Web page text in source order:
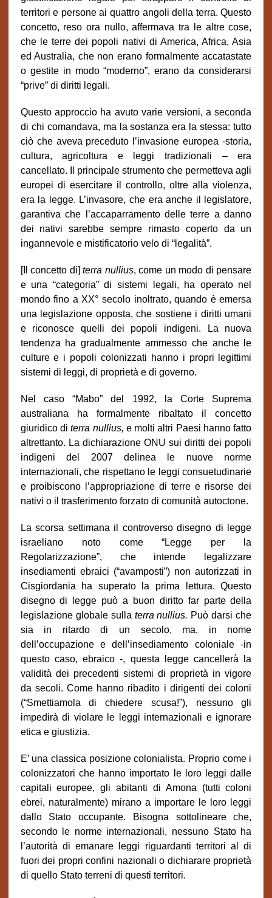
territori e persone ai quattro angoli della terra. Questo
concetto, reso ora nullo, affermava tra le altre cose,
che le terre dei popoli nativi di America, Africa, Asia
ed Australia, che non erano formalmente accatastate
o gestite in modo “moderno”, erano da considerarsi
“prive” di diritti legali.
Questo approccio ha avuto varie versioni, a seconda
di chi comandava, ma la sostanza era la stessa: tutto
ciò che aveva preceduto l’invasione europea -storia,
cultura, agricoltura e leggi tradizionali – era
cancellato. Il principale strumento che permetteva agli
europei di esercitare il controllo, oltre alla violenza,
era la legge. L’invasore, che era anche il legislatore,
garantiva che l’accaparramento delle terre a danno
dei nativi sarebbe sempre rimasto coperto da un
ingannevole e mistificatorio velo di “legalità”.
[Il concetto di]terra nullius, come un modo di pensare
e una “categoria” di sistemi legali, ha operato nel
mondo fino a XX° secolo inoltrato, quando è emersa
una legislazione opposta, che sostiene i diritti umani
e riconosce quelli dei popoli indigeni. La nuova
tendenza ha gradualmente ammesso che anche le
culture e i popoli colonizzati hanno i propri legittimi
sistemi di leggi, di proprietà e di governo.
Nel caso “Mabo” del 1992, la Corte Suprema
australiana ha formalmente ribaltato il concetto
giuridico diterra nullius, e molti altri Paesi hanno fatto
altrettanto. La dichiarazione ONU sui diritti dei popoli
indigeni del 2007 delinea le nuove norme
internazionali, che rispettano le leggi consuetudinarie
e proibiscono l’appropriazione di terre e risorse dei
nativi o il trasferimento forzato di comunità autoctone.
La scorsa settimana il controverso disegno di legge
israeliano noto come “Legge per la
Regolarizzazione”, che intende legalizzare
insediamenti ebraici (“avamposti”) non autorizzati in
Cisgiordania ha superato la prima lettura. Questo
disegno di legge può a buon diritto far parte della
legislazione globale sulla terra nullius. Può darsi che
sia in ritardo di un secolo, ma, in nome
dell’occupazione e dell’insediamento coloniale -in
questo caso, ebraico -, questa legge cancellerà la
validità dei precedenti sistemi di proprietà in vigore
da secoli. Come hanno ribadito i dirigenti dei coloni
(“Smettiamola di chiedere scusa!”), nessuno gli
impedirà di violare le leggi internazionali e ignorare
etica e giustizia.
E’ una classica posizione colonialista. Proprio come i
colonizzatori che hanno importato le loro leggi dalle
capitali europee, gli abitanti di Amona (tutti coloni
ebrei, naturalmente) mirano a importare le loro leggi
dallo Stato occupante. Bisogna sottolineare che,
secondo le norme internazionali, nessuno Stato ha
l’autorità di emanare leggi riguardanti territori al di
fuori dei propri confini nazionali o dichiarare proprietà
di quello Stato terreni di questi territori.